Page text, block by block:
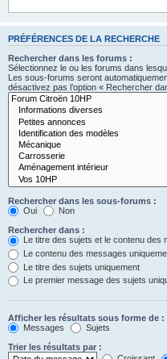
PRÉFÉRENCES DE LA RECHERCHE
Rechercher dans les forums :
Sélectionnez le ou les forums dans
Les sous-forums seront
désactivez pas l’option « Rechercher
Rechercher dans les sous-forums :
Oui
Non
Rechercher dans :
Le titre des sujets et le contenu des
Le contenu des messages
Le titre des sujets uniquement
Le premier message des sujets
Afficher les résultats sous forme de :
Messages
Sujets
Trier les résultats par :